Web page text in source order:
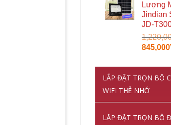
Lượng
Jindian
JD-
Giá
là:
845,000
LẮP ĐẶT TRỌN BỘ
WIFI THẺ NHỚ
LĂP ĐẶT TRỌN BỘ